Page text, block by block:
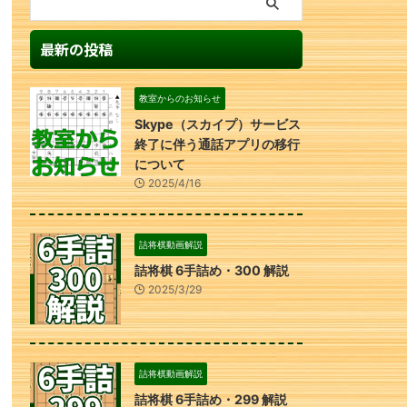
最新の投稿
教室からのお知らせ
Skype（スカイプ）サービス
終了に伴う通話アプリの移行
について
2025/4/16
詰将棋動画解説
詰将棋 6手詰め・300 解説
2025/3/29
詰将棋動画解説
詰将棋 6手詰め・299 解説